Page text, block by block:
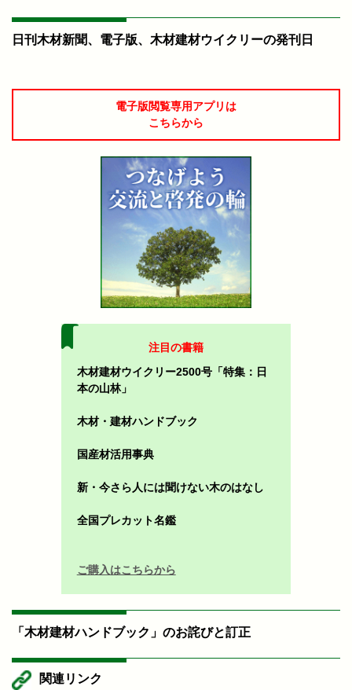
日刊木材新聞、電子版、木材建材ウイクリーの発刊日
電子版閲覧専用アプリは
こちらから
注目の書籍
木材建材ウイクリー2500号「特集：日
本の山林」
木材・建材ハンドブック
国産材活用事典
新・今さら人には聞けない木のはなし
全国プレカット名鑑
ご購入はこちらから
「木材建材ハンドブック」のお詫びと訂正
関連リンク